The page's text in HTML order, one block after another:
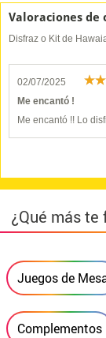
Valoraciones de
Disfraz o Kit de
02/07/2025
Me encantó !
Me encantó !! Lo
¿Qué más te
Juegos de
Complementos